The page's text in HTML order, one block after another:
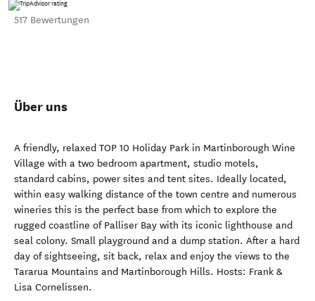
517 Bewertungen
Über uns
A friendly, relaxed TOP 10 Holiday Park in Martinborough Wine
Village with a two bedroom apartment, studio motels,
standard cabins, power sites and tent sites. Ideally located,
within easy walking distance of the town centre and numerous
wineries this is the perfect base from which to explore the
rugged coastline of Palliser Bay with its iconic lighthouse and
seal colony. Small playground and a dump station. After a hard
day of sightseeing, sit back, relax and enjoy the views to the
Tararua Mountains and Martinborough Hills. Hosts: Frank &
Lisa Cornelissen.